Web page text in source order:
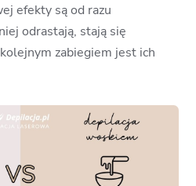
efekty są od razu
odrastają, stają się
zabiegiem jest ich